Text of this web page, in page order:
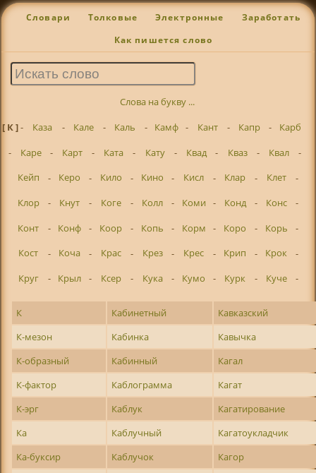
Словари Толковые Электронные Заработать
Как пишется слово
Слова на букву ...
[ К ]- Каза - Кале - Каль - Камф - Кант - Капр -
Карб
-
Каре - Карт - Ката - Кату - Квад - Кваз - Квал
-
Кейп
- Керо - Кило - Кино - Кисл - Клар - Клет
-
Клор
- Кнут - Коге - Колл - Коми - Конд - Конс
-
Конт
- Конф - Коор - Копь - Корм - Коро - Корь
-
Кост
- Коча - Крас - Крез - Крес - Крип - Крок
-
Круг
- Крыл - Ксер - Кука - Кумо - Курк - Куче -
К Кабинетный
Кавказский
К-мезон
Кабинка
Кавычка
К-образный
Кабинный
Кагал
К-фактор
Каблограмма
Кагат
К-эрг
Каблук
Кагатирование
Ка
Каблучный
Кагатоукладчик
Ка-буксир
Каблучок
Кагор